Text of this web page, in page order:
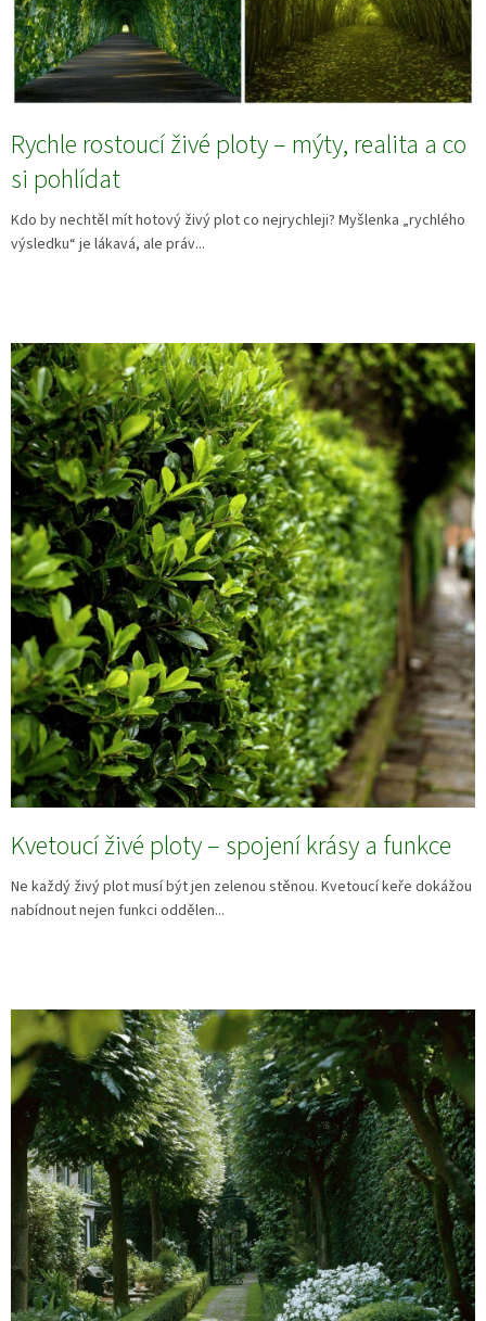
Rychle rostoucí živé ploty – mýty, realita a co
si pohlídat
Kdo by nechtěl mít hotový živý plot co nejrychleji? Myšlenka „rychlého
výsledku“ je lákavá, ale práv...
Kvetoucí živé ploty – spojení krásy a funkce
Ne každý živý plot musí být jen zelenou stěnou. Kvetoucí keře dokážou
nabídnout nejen funkci oddělen...